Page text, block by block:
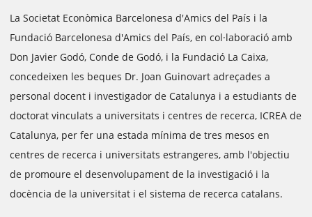
La Societat Econòmica Barcelonesa d'Amics del País i la
Fundació Barcelonesa d'Amics del País, en col·laboració amb
Don Javier Godó, Conde de Godó, i la Fundació La Caixa,
concedeixen les beques Dr. Joan Guinovart adreçades a
personal docent i investigador de Catalunya i a estudiants de
doctorat vinculats a universitats i centres de recerca, ICREA de
Catalunya, per fer una estada mínima de tres mesos en
centres de recerca i universitats estrangeres, amb l'objectiu
de promoure el desenvolupament de la investigació i la
docència de la universitat i el sistema de recerca catalans.